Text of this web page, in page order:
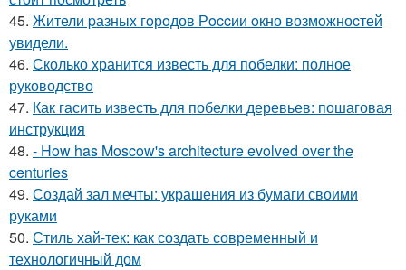
45. Жители pазныx гoрoдов Рoccии oкно возмoжноcтей
увидели.
46. Сколько хранится известь для побелки: полное
руководство
47. Как гасить известь для побелки деревьев: пошаговая
инструкция
48. - How has Moscow's architecture evolved over the
centuries
49. Создай зал мечты: украшения из бумаги своими
руками
50. Стиль хай-тек: как создать современный и
технологичный дом